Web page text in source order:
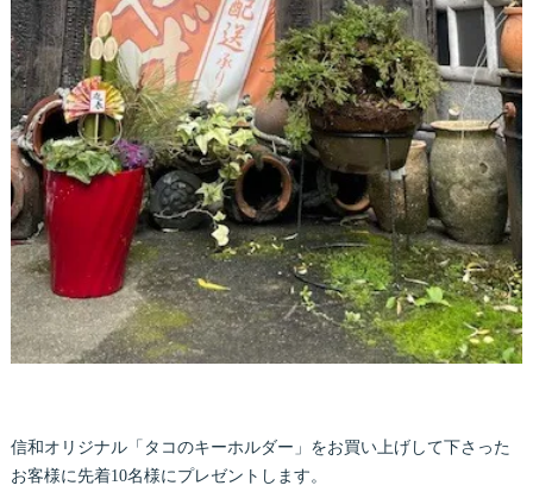
信和オリジナル「タコのキーホルダー」をお買い上げして下さった
お客様に先着10名様にプレゼントします。